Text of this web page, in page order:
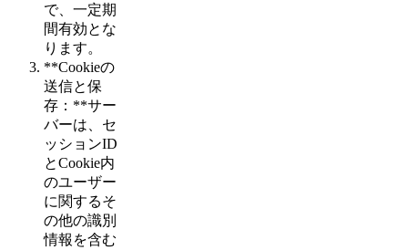
で、一定期
間有効とな
ります。
**Cookieの
送信と保
存：**サー
バーは、セ
ッションID
とCookie内
のユーザー
に関するそ
の他の識別
情報を含む